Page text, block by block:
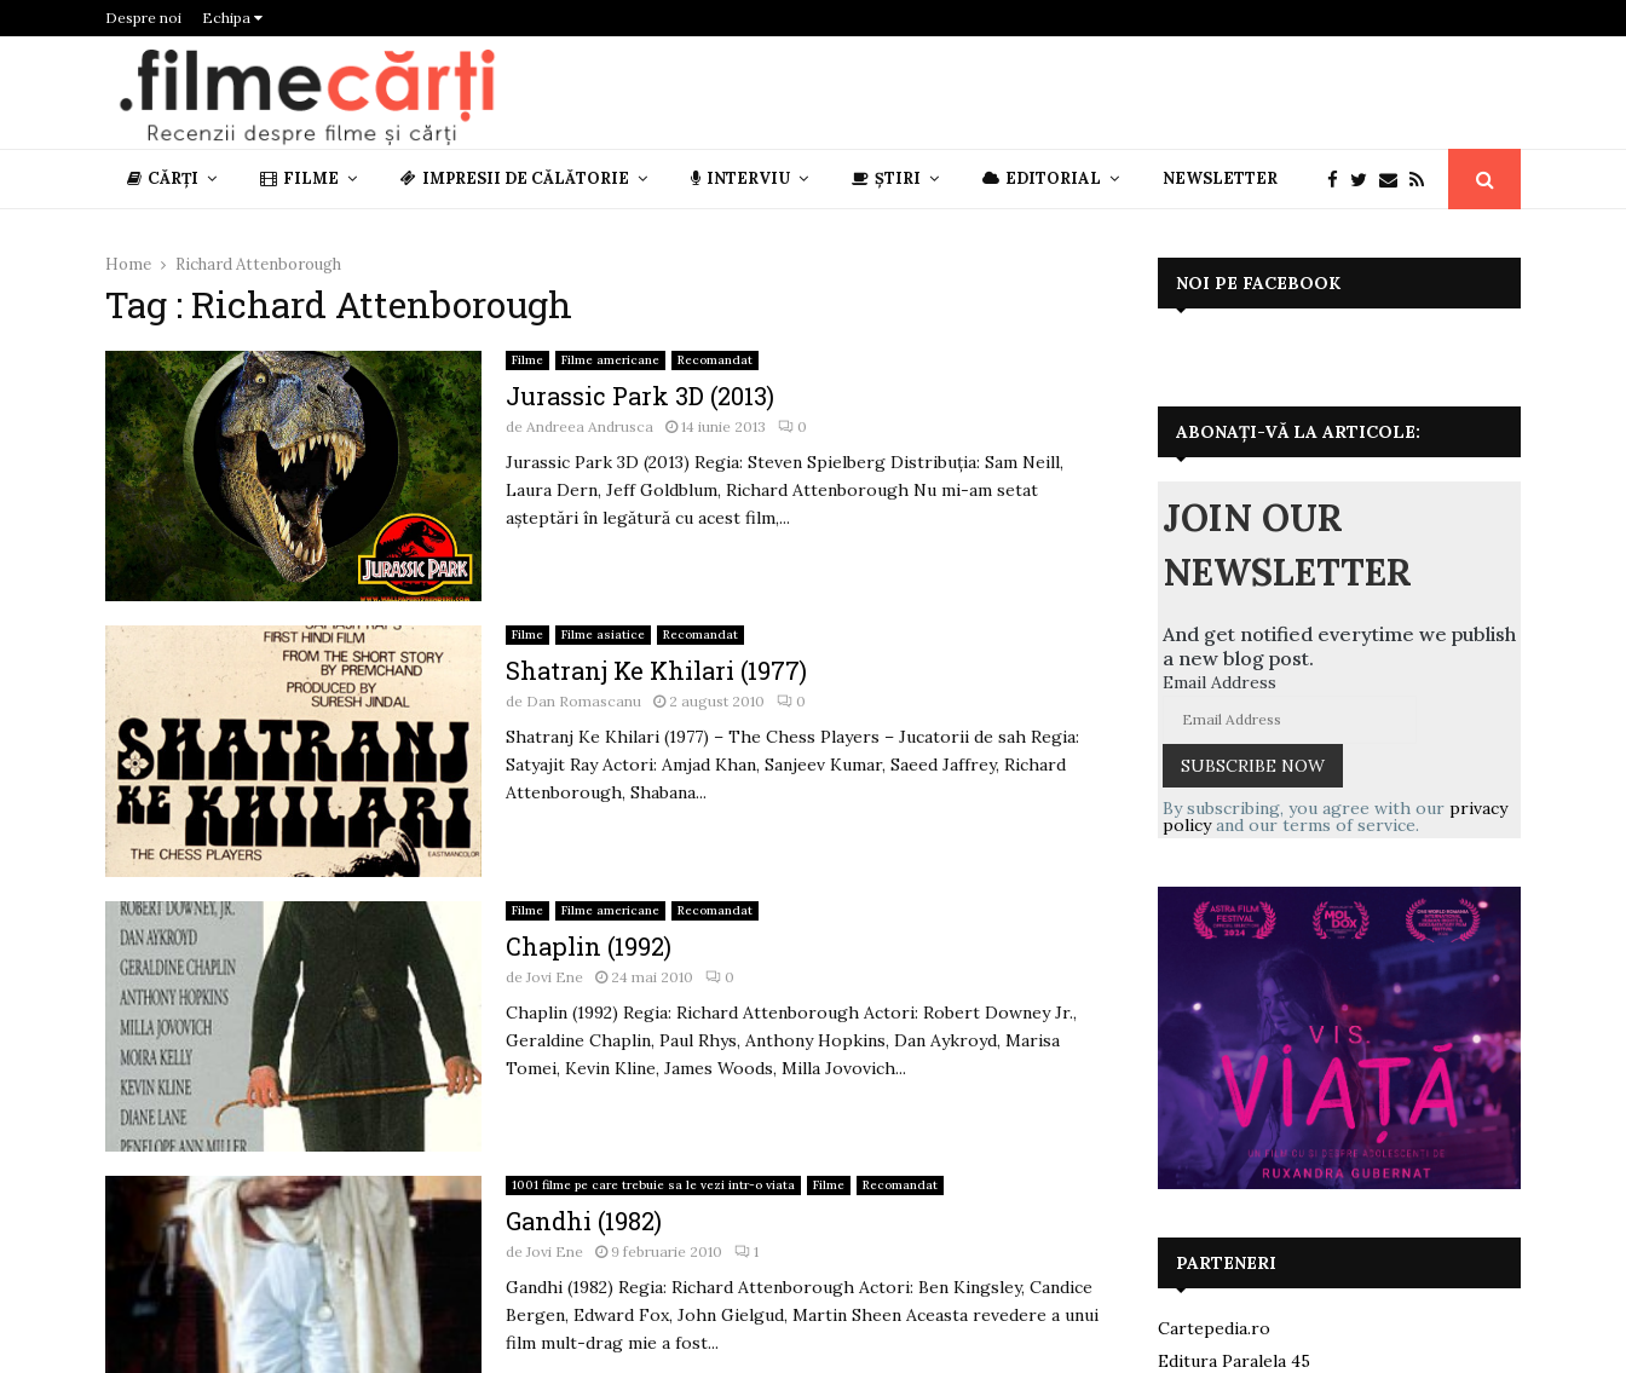
Despre noi Echipa
CĂRȚI FILME IMPRESII DE CĂLĂTORIE INTERVIU ȘTIRI EDITORIAL NEWSLETTER
Home Richard Attenborough
Tag : Richard Attenborough
Filme Filme americane Recomandat
Jurassic Park 3D (2013)
de Andreea Andrusca 14 iunie 2013 0
Jurassic Park 3D (2013) Regia: Steven Spielberg Distribuția: Sam Neill,
Laura Dern, Jeff Goldblum, Richard Attenborough Nu mi-am setat
așteptări în legătură cu acest film,...
Filme Filme asiatice Recomandat
Shatranj Ke Khilari (1977)
de Dan Romascanu 2 august 2010 0
Shatranj Ke Khilari (1977) – The Chess Players – Jucatorii de sah Regia:
Satyajit Ray Actori: Amjad Khan, Sanjeev Kumar, Saeed Jaffrey, Richard
Attenborough, Shabana...
Filme Filme americane Recomandat
Chaplin (1992)
de Jovi Ene 24 mai 2010 0
Chaplin (1992) Regia: Richard Attenborough Actori: Robert Downey Jr.,
Geraldine Chaplin, Paul Rhys, Anthony Hopkins, Dan Aykroyd, Marisa
Tomei, Kevin Kline, James Woods, Milla Jovovich...
1001 filme pe care trebuie sa le vezi intr-o viata Filme Recomandat
Gandhi (1982)
deJovi Ene 9 februarie 2010 1
Gandhi (1982) Regia: Richard Attenborough Actori: Ben Kingsley, Candice
Bergen, Edward Fox, John Gielgud, Martin Sheen Aceasta revedere a unui
film mult-drag mie a fost...
NOI PE FACEBOOK
ABONAȚI-VĂ LA ARTICOLE:
JOIN OUR
NEWSLETTER
And get notified everytime we publish
a new blog post.
Email Address
By subscribing, you agree with our privacy
policyand our terms of service.
PARTENERI
Cartepedia.ro
Editura Paralela 45